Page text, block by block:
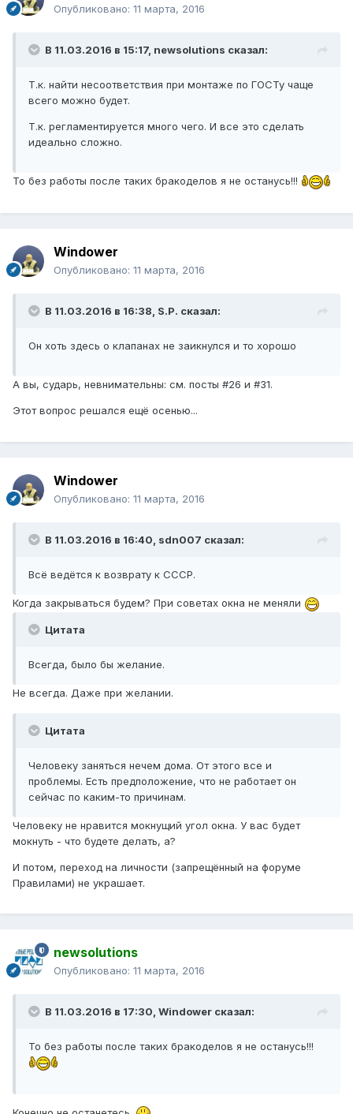
Опубликовано: 11 марта, 2016
В 11.03.2016 в 15:17, newsolutions сказал:
Т.к. найти несоответствия при монтаже по ГОСТу чаще
всего можно будет.
Т.к. регламентируется много чего. И все это сделать
идеально сложно.
То без работы после таких бракоделов я не останусь!!!
Windower
Опубликовано: 11 марта, 2016
В 11.03.2016 в 16:38, S.P. сказал:
Он хоть здесь о клапанах не заикнулся и то хорошо
А вы, сударь, невнимательны: см. посты #26 и #31.
Этот вопрос решался ещё осенью...
Windower
Опубликовано: 11 марта, 2016
В 11.03.2016 в 16:40, sdn007 сказал:
Всё ведётся к возврату к СССР.
Когда закрываться будем? При советах окна не меняли
Цитата
Всегда, было бы желание.
Не всегда. Даже при желании.
Цитата
Человеку заняться нечем дома. От этого все и
проблемы. Есть предположение, что не работает он
сейчас по каким-то причинам.
Человеку не нравится мокнущий угол окна. У вас будет
мокнуть - что будете делать, а?
И потом, переход на личности (запрещённый на форуме
Правилами) не украшает.
newsolutions
Опубликовано: 11 марта, 2016
В 11.03.2016 в 17:30, Windower сказал:
То без работы после таких бракоделов я не останусь!!!